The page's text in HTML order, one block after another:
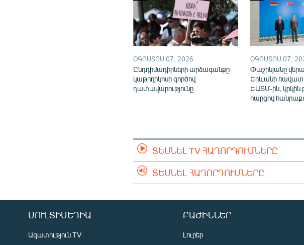
ՕԳՈՍՏՈՍ 07, 2026
Ընդդիմադիրների արձագանքը
կաթողիկոսի գործով
դատավարությունը
ՕԳՈՍՏՈՍ 07,
Փաշինյանը
Երևանի
ԵԱՏՄ-ին,
հարցով
ՏԵՍՆԵԼ TV ՀԱՂՈՐԴՈՒՄՆԵՐԸ
ՏԵՍՆԵԼ ՀԱՂՈՐԴՈՒՄՆԵՐԸ
ՄՈՒԼՏԻՄԵԴԻԱ
Ազատություն TV
ԲԱԺԻՆՆԵՐ
Լուրեր